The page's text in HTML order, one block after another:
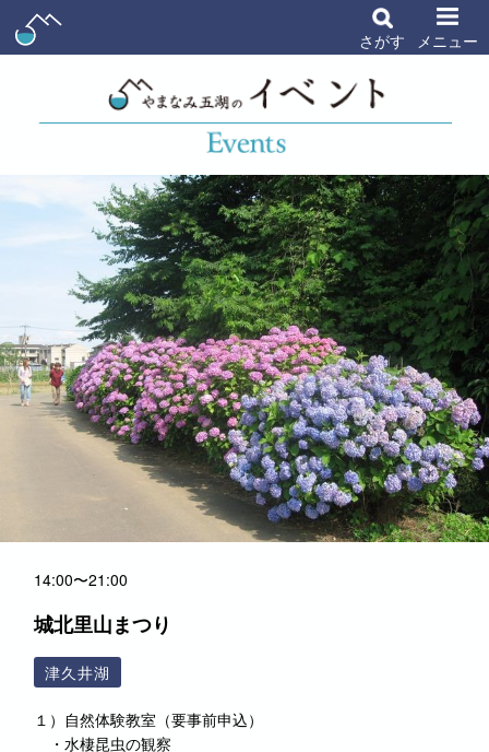
さがす メニュー
14:00〜21:00
城北里山まつり
津久井湖
１）自然体験教室（要事前申込）
・水棲昆虫の観察